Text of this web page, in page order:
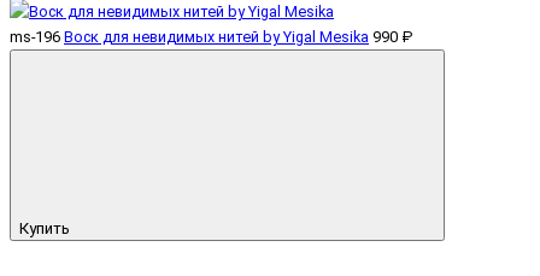
ms-196 Воск для невидимых нитей by Yigal Mesika 990 ₽
Купить